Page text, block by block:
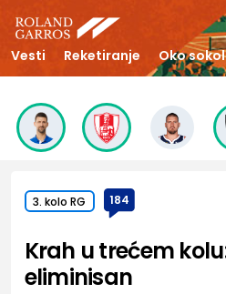
Vesti Reketiranje Oko
3. kolo RG 184
Krah u trećem
eliminisan